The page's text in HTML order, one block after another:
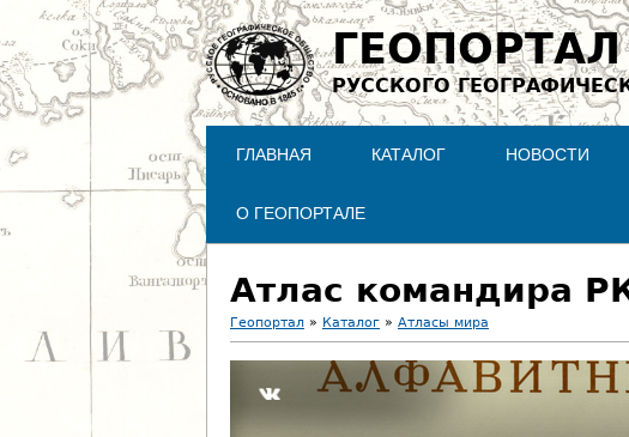
ГЕОПОРТАЛ
РУССКОГО
ГЛАВНАЯ КАТАЛОГ НОВОСТИ
О ГЕОПОРТАЛЕ
Атлас командира
В
Геопортал » Каталог » Атласы мира